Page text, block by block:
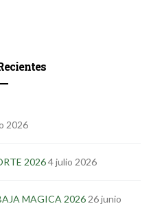
2026
20264 julio 2026
MAGICA 2026 26 junio